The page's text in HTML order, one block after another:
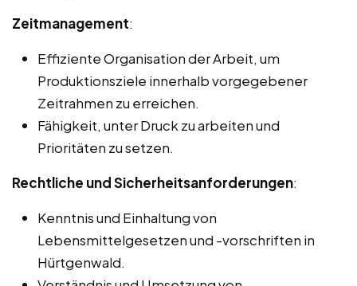
Zeitmanagement:
Effiziente Organisation der Arbeit, um
Produktionsziele innerhalb vorgegebener
Zeitrahmen zu erreichen.
Fähigkeit, unter Druck zu arbeiten und
Prioritäten zu setzen.
Rechtliche und Sicherheitsanforderungen:
Kenntnis und Einhaltung von
Lebensmittelgesetzen und -vorschriften in
Hürtgenwald.